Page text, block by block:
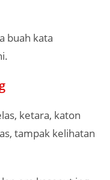
buah kata
ketara, katon
tampak kelihatan